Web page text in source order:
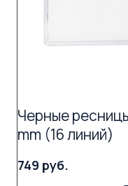
Черные
mm (16 линий)
749 руб.